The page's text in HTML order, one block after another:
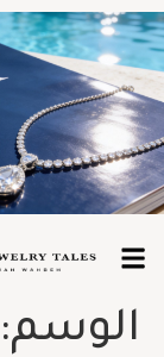
الوسم: